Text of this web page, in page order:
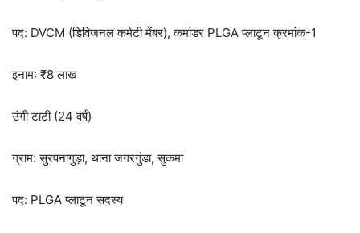
पद: DVCM (डिविजनल कमेटी मेंबर), कमांडर PLGA प्लाटून क्रमांक-1
इनाम: ₹8 लाख
उंगी टाटी (24 वर्ष)
ग्राम: सुरपनागुड़ा, थाना जगरगुंडा, सुकमा
पद: PLGA प्लाटून सदस्य